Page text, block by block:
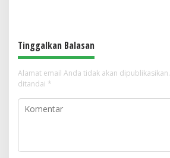
Tinggalkan Balasan
Alamat email Anda tidak akan dipublikasikan.
ditandai *